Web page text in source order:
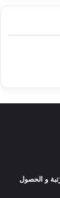
و الحصول